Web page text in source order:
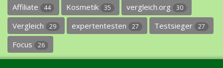
Affiliate 44 Kosmetik 35 vergleich.org 30
Vergleich 29 expertentesten 27 Testsieger 27
Focus 26